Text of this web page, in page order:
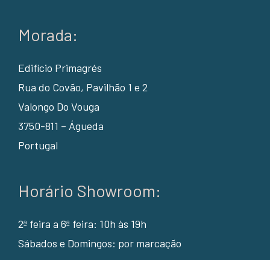
Morada:
Edifício Primagrés
Rua do Covão, Pavilhão 1 e 2
Valongo Do Vouga
3750-811 – Águeda
Portugal
Horário Showroom:
2ª feira a 6ª feira: 10h às 19h
Sábados e Domingos: por marcação